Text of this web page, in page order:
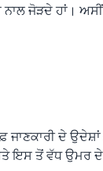
ਜੋੜਦੇ ਹਾਂ। ਅਸੀਂ
ਦੇ ਉਦੇਸ਼ਾਂ
ਇਸ ਤੋਂ ਵੱਧ ਉਮਰ